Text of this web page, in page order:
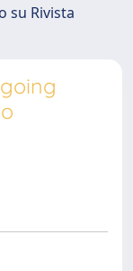
su Rivista